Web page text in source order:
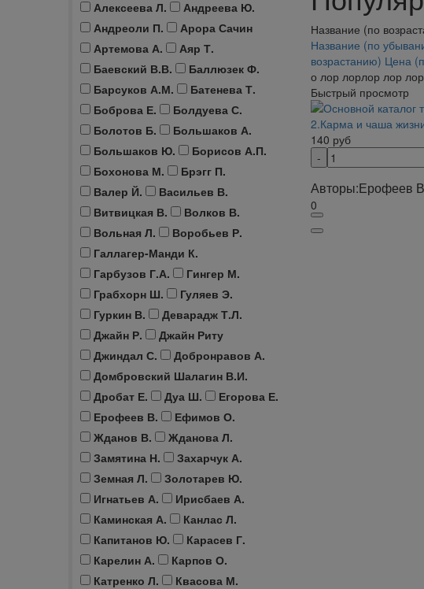
Алексеева Л.
Андреева Ю.
Андреоли П.
Арора Сачин
Артемова А.
Аяр Т.
Баевский В.В.
Баллюзек Ф.
Барсуков А.М.
Батенева Т.
Боброва Е.
Болдуева С.
Болотов Б.
Большаков А.
Большаков Ю.
Борисов А.П.
Бохонова М.
Брэгг П.
Валер Й.
Васильев В.
Витвицкая В.
Волков В.
Вольная Л.
Воробьев Р.
Галлагер-Манди К.
Гарбузов Г.А.
Гингер М.
Грабхорн Ш.
Гуляев Э.
Гуркин В.
Деварадж Т.Л.
Джайн Р.
Джайн Риту
Джиндал С.
Добронравов А.
Домбровский Шалагин В.И.
Дробат Е.
Дуа Ш.
Егорова Е.
Ерофеев В.
Ефимов О.
Жданов В.
Жданова Л.
Замятина Н.
Захарчук А.
Земная Л.
Золотарев Ю.
Игнатьев А.
Ирисбаев А.
Каминская А.
Канлас Л.
Капитанов Ю.
Карасев Г.
Карелин А.
Карпов О.
Катренко Л.
Квасова М.
Название (по
Название (по
возрастанию) Цена
о лор лорлор лор лор
Быстрый просмотр
2.Карма и чаша
140 руб
Авторы:Ерофеев
0